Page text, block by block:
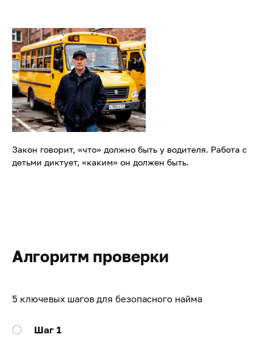
Закон говорит, «что» должно быть у водителя. Работа с
детьми диктует, «каким» он должен быть.
Алгоритм проверки
5 ключевых шагов для безопасного найма
Шаг 1